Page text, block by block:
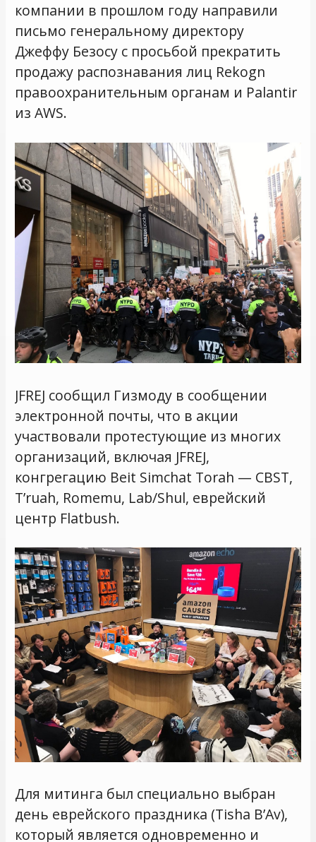
компании в прошлом году направили
письмо генеральному директору
Джеффу Безосу с просьбой прекратить
продажу распознавания лиц Rekogn
правоохранительным органам и Palantir
из AWS.
JFREJ сообщил Гизмоду в сообщении
электронной почты, что в акции
участвовали протестующие из многих
организаций, включая JFREJ,
конгрегацию Beit Simchat Torah — CBST,
T’ruah, Romemu, Lab/Shul, еврейский
центр Flatbush.
Для митинга был специально выбран
день еврейского праздника (Tisha B’Av),
который является одновременно и